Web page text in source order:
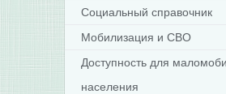
Социальный справочник
Мобилизация и СВО
Доступность для
населения